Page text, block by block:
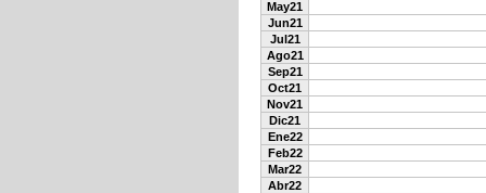
May21
Jun21
Jul21
Ago21
Sep21
Oct21
Nov21
Dic21
Ene22
Feb22
Mar22
Abr22